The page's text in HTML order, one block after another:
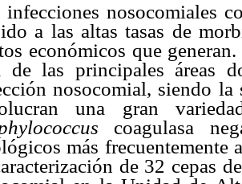
infecciones nosocomiales
a las altas tasas de
económicos que
de las principales áreas
nosocomial, siendo
una gran
coagulasa
más frecuentemente
de 32 cepas